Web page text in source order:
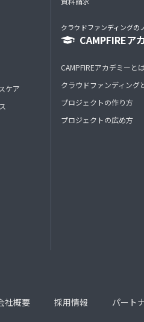
ケア
クラウドファンディングの
CAMPFIREア
CAMPFIREアカデミーとは
クラウドファンディング
プロジェクトの作り方
プロジェクトの広め方
社概要 採用情報 パート